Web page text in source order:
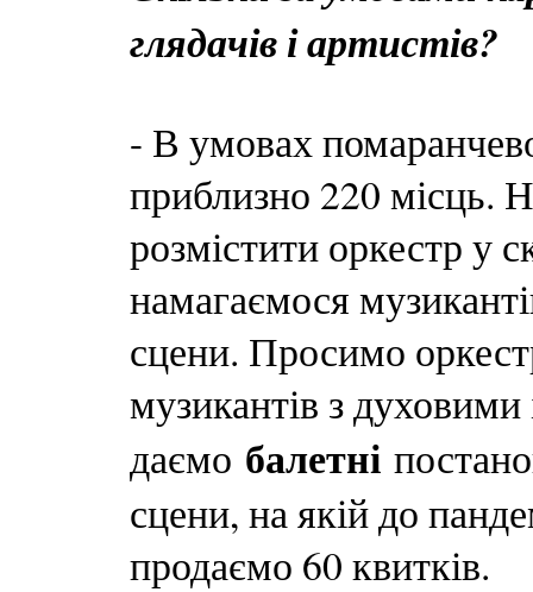
глядачів і артистів?
- В умовах
приблизно 220 місць.
розмістити оркестр у
намагаємося
сцени. Просимо
музикантів з
даємо балетні
сцени, на якій до
продаємо 60 квитків.